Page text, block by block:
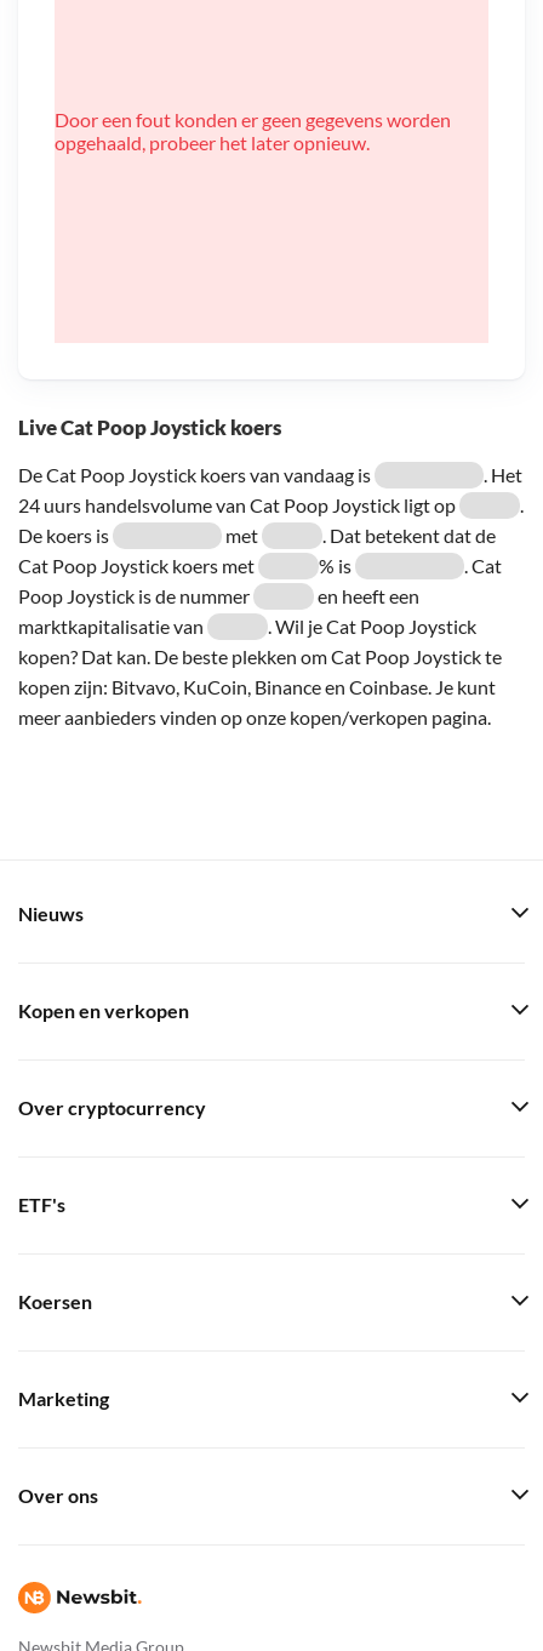
Live Cat Poop Joystick koers
De Cat Poop Joystick koers van vandaag is
. Het
24 uurs handelsvolume van Cat Poop Joystick ligt op
.
De koers is
met
. Dat betekent dat de
Cat Poop Joystick koers met
% is
. Cat
Poop Joystick is de nummer
en heeft een
marktkapitalisatie van
. Wil je Cat Poop Joystick
kopen? Dat kan. De beste plekken om Cat Poop Joystick te
kopen zijn: Bitvavo, KuCoin, Binance en Coinbase. Je kunt
meer aanbieders vinden op onze kopen/verkopen pagina.
Door een fout konden er geen gegevens worden
opgehaald, probeer het later opnieuw.
Newsbit Media Group
Nieuws
Kopen en verkopen
Over cryptocurrency
ETF's
Koersen
Marketing
Over ons